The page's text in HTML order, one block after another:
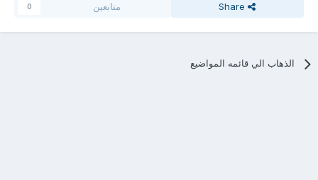
Share متابعين 0
الذهاب الي قائمه المواضيع